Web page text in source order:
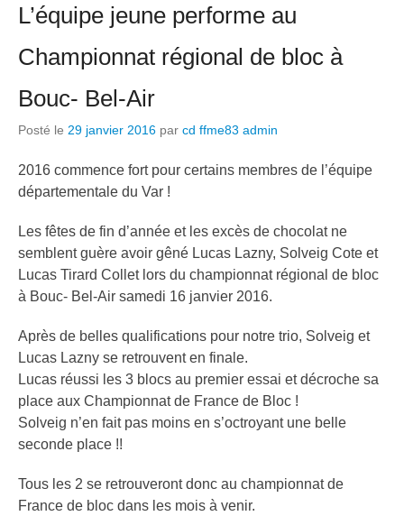
L’équipe jeune performe au
Championnat régional de bloc à
Bouc- Bel-Air
Posté le 29 janvier 2016 par cd ffme83 admin
2016 commence fort pour certains membres de l’équipe
départementale du Var !
Les fêtes de fin d’année et les excès de chocolat ne
semblent guère avoir gêné Lucas Lazny, Solveig Cote et
Lucas Tirard Collet lors du championnat régional de bloc
à Bouc- Bel-Air samedi 16 janvier 2016.
Après de belles qualifications pour notre trio, Solveig et
Lucas Lazny se retrouvent en finale.
Lucas réussi les 3 blocs au premier essai et décroche sa
place aux Championnat de France de Bloc !
Solveig n’en fait pas moins en s’octroyant une belle
seconde place !!
Tous les 2 se retrouveront donc au championnat de
France de bloc dans les mois à venir.